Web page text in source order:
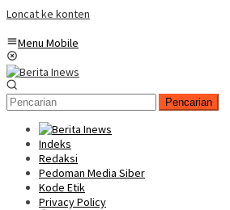
Loncat ke konten
Menu Mobile
Pencarian
Indeks
Redaksi
Pedoman Media Siber
Kode Etik
Privacy Policy